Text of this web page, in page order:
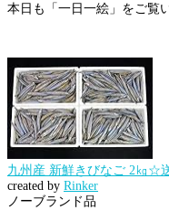
本日も「一日一絵」をご覧
九州産 新鮮きびなご 2㎏☆
created by Rinker
ノーブランド品